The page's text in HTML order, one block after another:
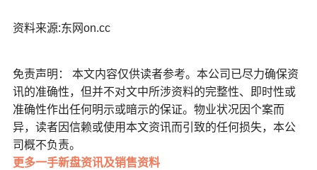
资料来源:东网on.cc
免责声明： 本文内容仅供读者参考。本公司已尽力确保资
讯的准确性，但并不对文中所涉资料的完整性、即时性或
准确性作出任何明示或暗示的保证。物业状况因个案而
异，读者因信赖或使用本文资讯而引致的任何损失，本公
司概不负责。
更多一手新盘资讯及销售资料